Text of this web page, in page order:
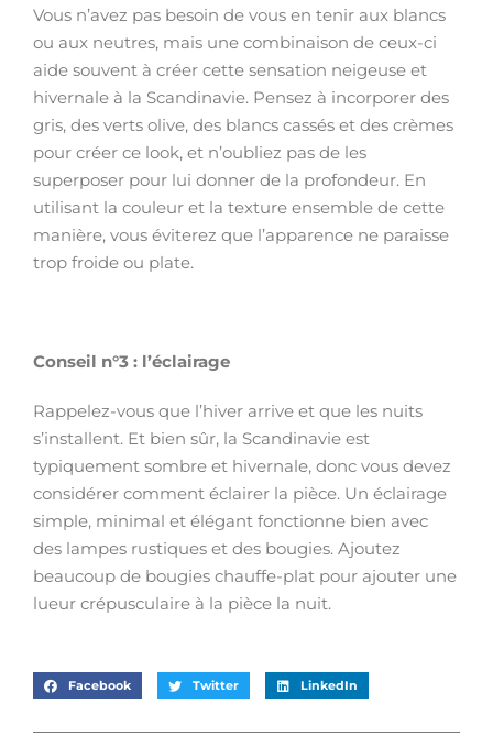
Vous n’avez pas besoin de vous en tenir aux blancs
ou aux neutres, mais une combinaison de ceux-ci
aide souvent à créer cette sensation neigeuse et
hivernale à la Scandinavie. Pensez à incorporer des
gris, des verts olive, des blancs cassés et des crèmes
pour créer ce look, et n’oubliez pas de les
superposer pour lui donner de la profondeur. En
utilisant la couleur et la texture ensemble de cette
manière, vous éviterez que l’apparence ne paraisse
trop froide ou plate.
Conseil n°3 : l’éclairage
Rappelez-vous que l’hiver arrive et que les nuits
s’installent. Et bien sûr, la Scandinavie est
typiquement sombre et hivernale, donc vous devez
considérer comment éclairer la pièce. Un éclairage
simple, minimal et élégant fonctionne bien avec
des lampes rustiques et des bougies. Ajoutez
beaucoup de bougies chauffe-plat pour ajouter une
lueur crépusculaire à la pièce la nuit.
Facebook Twitter LinkedIn